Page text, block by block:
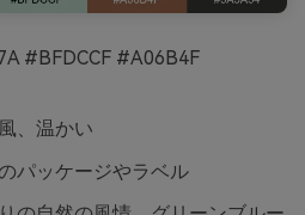
#BFDCCF #A06B4F
、温かい
パッケージやラベル